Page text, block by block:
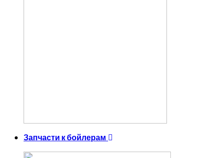
Запчасти к бойлерам